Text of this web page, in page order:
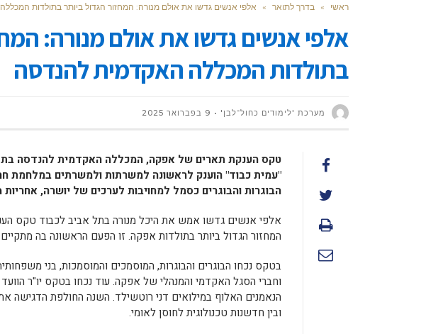
ראשי » בדרך לתואר » אלפי אנשים גדשו את אולם מנורה: המחזור הגדול ביותר בתולדות
אלפי אנשים גדשו את אולם מנורה:
בתולדות המכללה האקדמית להנדסה
מערכת 'לימודים כחול־לבן' 9 בפברואר 2025
טקס הענקת תארים של אפקה, המכללה האקדמית להנדסה
"עמית כבוד" הוענק לראשונה למשרתות ולמשרתים במלחמת
הבוגרות והבוגרים כסמל למחויבות לערכים של יושרה, אחריות
אלפי אנשים גדשו אמש את היכל מנורה בתל אביב לכבוד טקס
המחזור הגדול ביותר בתולדות אפקה. זו הפעם הראשונה בה
בטקס נכחו הבוגרים והבוגרות, המוסמכים והמוסמכות, בני
וחברי הסגל האקדמי והמנהלי של אפקה. עוד נכחו בטקס יו"ר
הנאמנים האלוף במילואים דני רוטשילד. השנה החולפת הדגישה
ובין חדשנות טכנולוגית לחוסן לאומי.